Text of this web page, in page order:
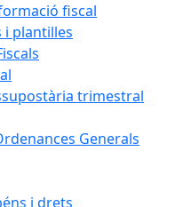
fiscal
i plantilles
trimestral
Generals
i drets